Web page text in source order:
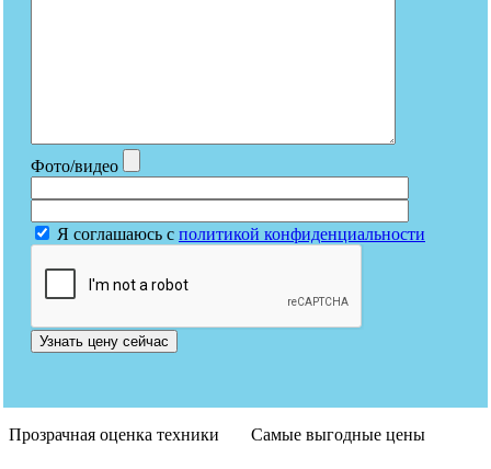
Фото/видео
Я соглашаюсь с политикой конфиденциальности
Узнать цену сейчас
Прозрачная оценка техники Самые выгодные цены